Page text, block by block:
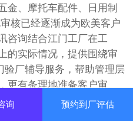
金、摩托车配件、日用制
核已经逐渐成为欧美客户
咨询结合江门工厂在工
的实际情况，提供围绕审
验厂辅导服务，帮助管理层
更有条理地准备客户审
询 预约到厂评估